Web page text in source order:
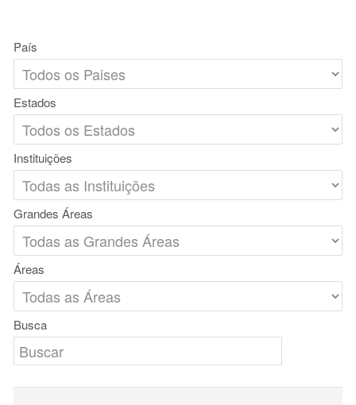
País
Estados
Instituições
Grandes Áreas
Áreas
Busca